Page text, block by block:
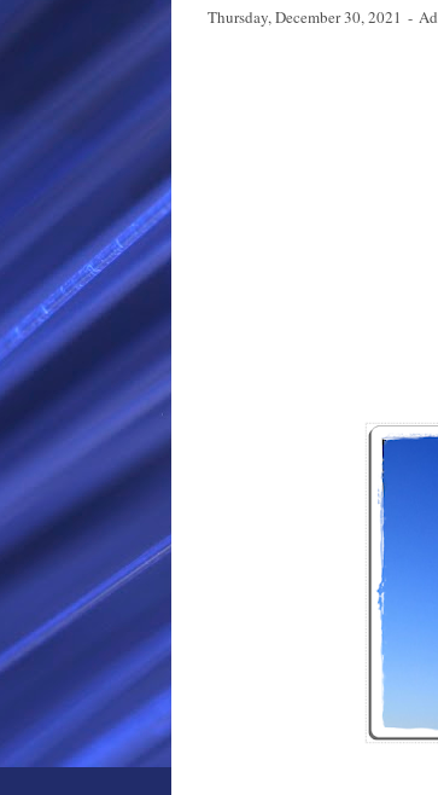
Thursday, December 30, 2021